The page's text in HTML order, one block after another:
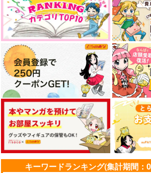
キーワードランキング(集計期間：